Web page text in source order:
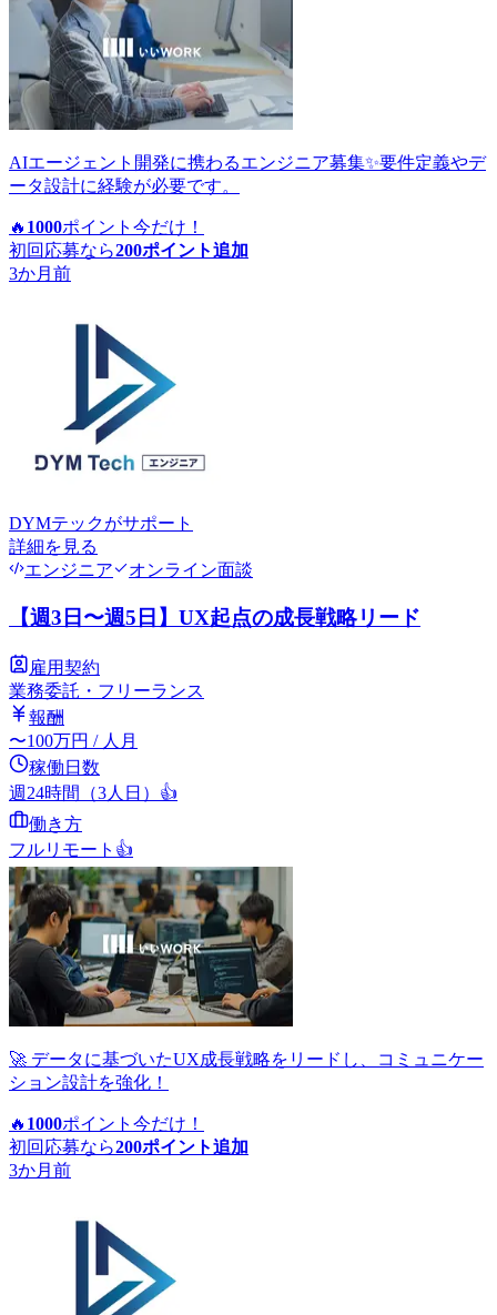
AIエージェント開発に携わるエンジニア募集✨要件定義やデ
ータ設計に経験が必要です。
🔥 1000ポイント 今だけ！
初回応募なら200ポイント追加
3か月前
DYMテックがサポート
詳細を見る
エンジニア
オンライン面談
【週3日〜週5日】UX起点の成長戦略リード
雇用契約
業務委託・フリーランス
報酬
〜100万円 / 人月
稼働日数
週24時間（3人日） 👍
働き方
フルリモート 👍
🚀 データに基づいたUX成長戦略をリードし、コミュニケー
ション設計を強化！
🔥 1000ポイント 今だけ！
初回応募なら200ポイント追加
3か月前